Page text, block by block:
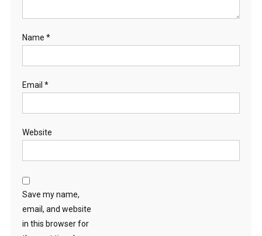
Name *
Email *
Website
Save my name,
email, and website
in this browser for